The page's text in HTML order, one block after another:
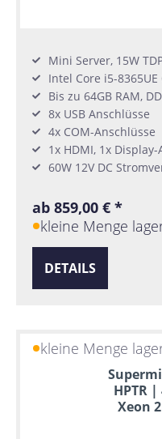
Mini Server, 15W
Intel Core i5-8365UE
Bis zu 64GB RAM,
8x USB Anschlüsse
4x COM-Anschlüsse
1x HDMI, 1x
60W 12V DC
ab 859,00 € *
kleine Menge
DETAILS
kleine Menge
HPTR
Xeon